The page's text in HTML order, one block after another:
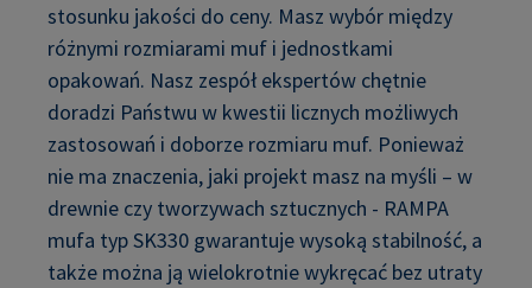
stosunku jakości do ceny. Masz wybór między
różnymi rozmiarami muf i jednostkami
opakowań. Nasz zespół ekspertów chętnie
doradzi Państwu w kwestii licznych możliwych
zastosowań i doborze rozmiaru muf. Ponieważ
nie ma znaczenia, jaki projekt masz na myśli – w
drewnie czy tworzywach sztucznych - RAMPA
mufa typ SK330 gwarantuje wysoką stabilność, a
także można ją wielokrotnie wykręcać bez utraty